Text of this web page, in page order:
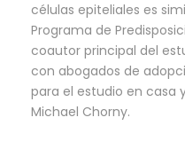
células epiteliales es
Programa de
coautor principal del
con abogados de
para el estudio en casa
Michael Chorny.